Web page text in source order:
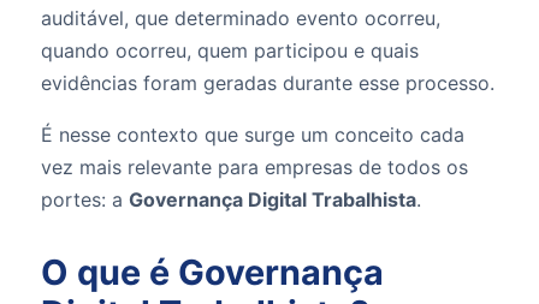
auditável, que determinado evento ocorreu,
quando ocorreu, quem participou e quais
evidências foram geradas durante esse processo.
É nesse contexto que surge um conceito cada
vez mais relevante para empresas de todos os
portes: a Governança Digital Trabalhista.
O que é Governança